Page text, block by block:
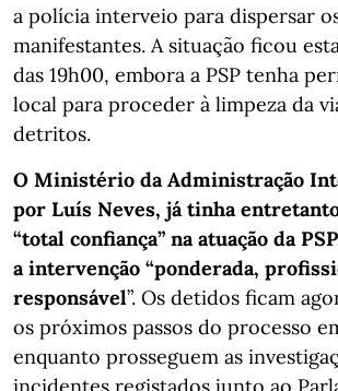
a polícia interveio para dispersar
manifestantes. A situação ficou
das 19h00, embora a PSP tenha
local para proceder à limpeza da
detritos.
O Ministério da Administração
por Luís Neves, já tinha
“total confiança” na atuação da
a intervenção “ponderada,
responsável”. Os detidos ficam
os próximos passos do processo
enquanto prosseguem as
incidentes registados junto ao